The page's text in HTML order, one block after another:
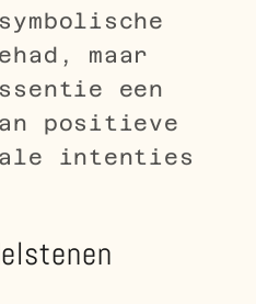
maar
een
positieve
intenties